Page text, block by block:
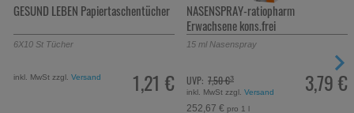
1,21 €
NASENSPRAY-ratiopharm
3,79 €
UVP:
inkl. MwSt zzgl.Versand
SINUPRET forte
20
²
inkl. MwSt zzgl.Versand